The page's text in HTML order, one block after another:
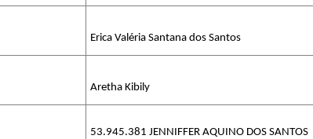
Erica Valéria Santana dos Santos
Aretha Kibily
53.945.381 JENNIFFER AQUINO DOS SANTOS